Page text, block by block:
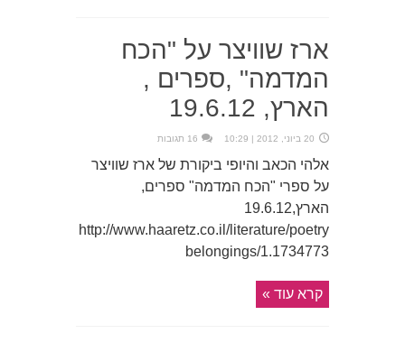
ארז שוויצר על "הכח
המדמה" ,ספרים ,
הארץ, 19.6.12
20 ביוני, 2012 | 10:29 16 תגובות
אלהי הכאב והיופי ביקורת של ארז שוויצר
על ספרי "הכח המדמה" ספרים,
הארץ,19.6.12
http://www.haaretz.co.il/literature/poetry
belongings/1.1734773
קרא עוד »